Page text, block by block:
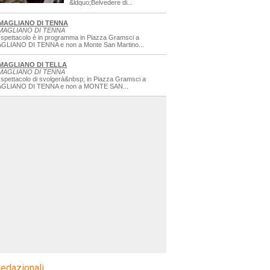
&ldquo;Belvedere di...
DI TENNA
DI TENNA
spettacolo è in programma in Piazza Gramsci a
DI TENNA e non a Monte San Martino...
DI TELLA
DI TENNA
spettacolo di svolgerà&nbsp; in Piazza Gramsci a
DI TENNA e non a MONTE SAN...